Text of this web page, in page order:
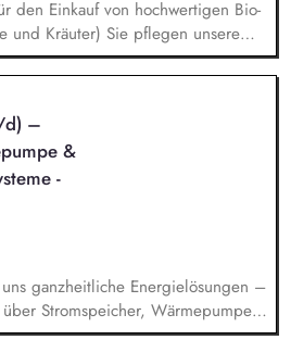
den Einkauf von hochwertigen Bio-
und Kräuter) Sie pflegen unsere
entwickeln diese strategisch
Markt und bauen neue nachhaltige
auf Die Umsetzung von
und Innovationen entlang der
Aufgaben Sie arbeiten eng mit
Qualitätswesen,
d) –
&
-
ganzheitliche Energielösungen –
Stromspeicher, Wärmepumpen
unserem intelligenten